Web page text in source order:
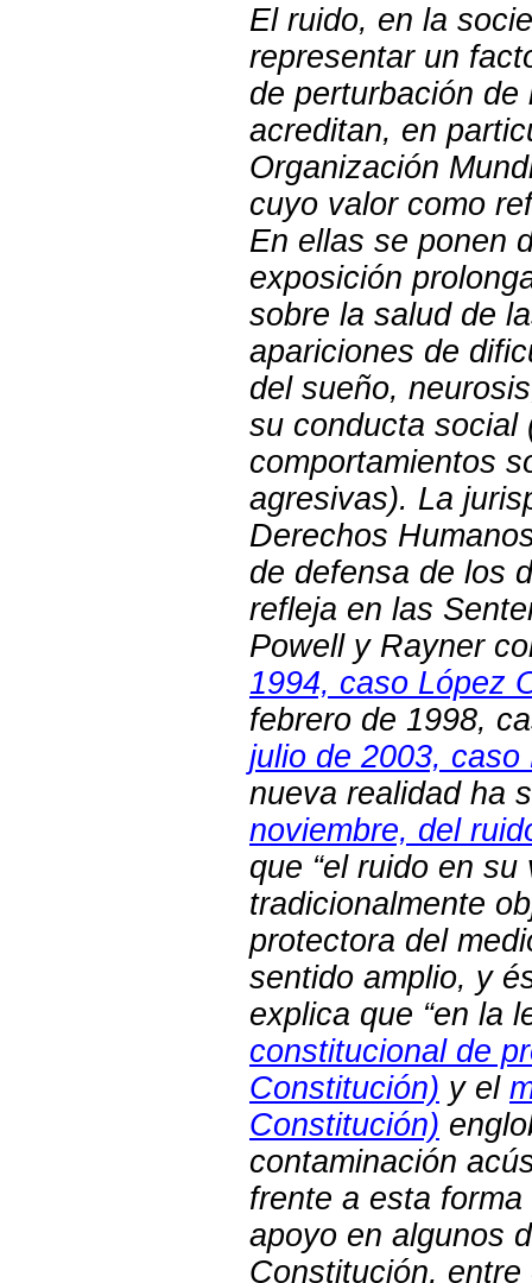
El ruido, en la
representar un
de perturbación
acreditan, en
Organización
cuyo valor como
En ellas se ponen
exposición
sobre la salud de
apariciones de
del sueño,
su conducta social
comportamientos
agresivas). La
Derechos
de defensa de los
refleja en las
Powell y Rayner
1994, caso López
febrero de 1998,
julio de 2003,
nueva realidad ha
noviembre, del
que “el ruido en
tradicionalmente
protectora del
sentido amplio, y
explica que “en la
constitucional de
Constitución) y el
Constitución)
contaminación
frente a esta
apoyo en algunos
Constitución,